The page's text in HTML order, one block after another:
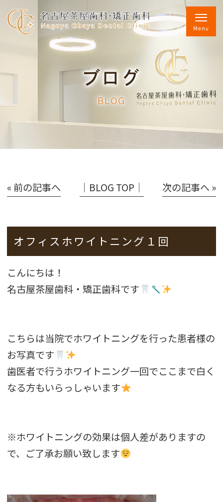
ブログ
BLOG
« 前の記事へ │BLOG TOP│ 次の記事へ »
オフィスホワイトニング１回
こんにちは！
名古屋茶屋歯科・矯正歯科です
こちらは当院でホワイトニングを行った患者様の
お写真です
歯医者で行うホワイトニング一回でここまで白く
なる方もいらっしゃいます
※ホワイトニングの効果は個人差がありますの
で、ご了承お願い致します